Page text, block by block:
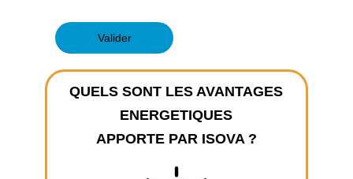
Valider
QUELS SONT LES AVANTAGES
ENERGETIQUES
APPORTE PAR ISOVA ?